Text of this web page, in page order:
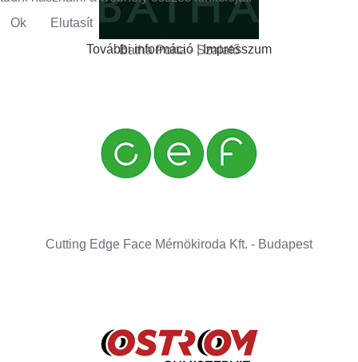
Batha Porta - Szalafő
Cutting Edge Face Mérnökiroda Kft. - Budapest
Ok
Elutasít
További információ |Impresszum